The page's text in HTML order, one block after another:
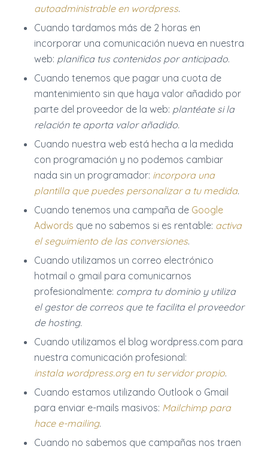
autoadministrable en wordpress.
Cuando tardamos más de 2 horas en
incorporar una comunicación nueva en nuestra
web: planifica tus contenidos por anticipado.
Cuando tenemos que pagar una cuota de
mantenimiento sin que haya valor añadido por
parte del proveedor de la web: plantéate si la
relación te aporta valor añadido.
Cuando nuestra web está hecha a la medida
con programación y no podemos cambiar
nada sin un programador: incorpora una
plantilla que puedes personalizar a tu medida.
Cuando tenemos una campaña de Google
Adwords que no sabemos si es rentable: activa
el seguimiento de las conversiones.
Cuando utilizamos un correo electrónico
hotmail o gmail para comunicarnos
profesionalmente: compra tu dominio y utiliza
el gestor de correos que te facilita el proveedor
de hosting.
Cuando utilizamos el blog wordpress.com para
nuestra comunicación profesional:
instala wordpress.org en tu servidor propio.
Cuando estamos utilizando Outlook o Gmail
para enviar e-mails masivos: Mailchimp para
hace e-mailing.
Cuando no sabemos que campañas nos traen